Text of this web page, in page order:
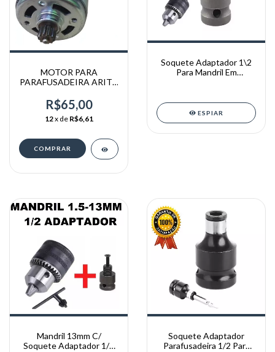
MOTOR PARA
PARAFUSADEIRA ARITA
R$65,00
12x de R$6,61
Soquete Adaptador 1\2
Para Mandril Em
ESPIAR
Mandril 13mm C/
Soquete Adaptador 1/2
Soquete Adaptador
Parafusadeira 1/2 Para